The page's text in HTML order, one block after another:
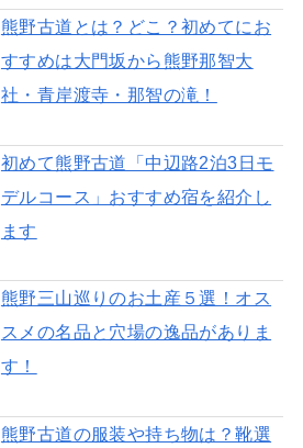
熊野古道とは？どこ？初めてにお
すすめは大門坂から熊野那智大
社・青岸渡寺・那智の滝！
初めて熊野古道「中辺路2泊3日モ
デルコース」おすすめ宿を紹介し
ます
熊野三山巡りのお土産５選！オス
スメの名品と穴場の逸品がありま
す！
熊野古道の服装や持ち物は？靴選